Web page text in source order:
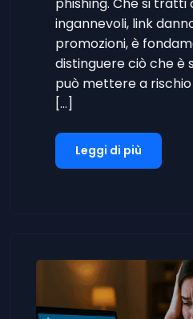
ingannevoli, link
promozioni, è
distinguere ciò che è
può mettere a
[…]
Leggi di più